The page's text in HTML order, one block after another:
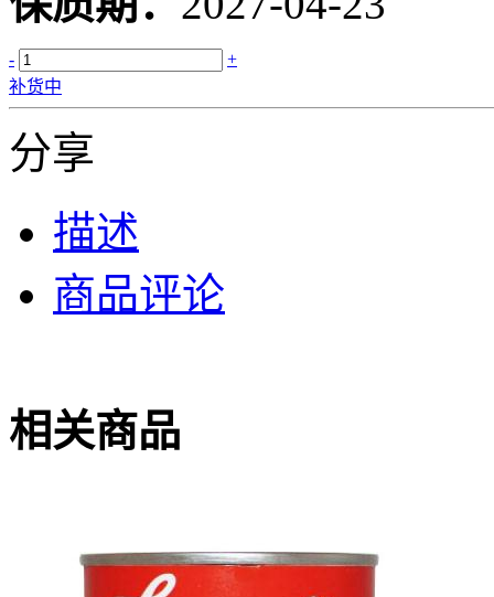
-
+
补货中
分享
描述
商品评论
相关商品